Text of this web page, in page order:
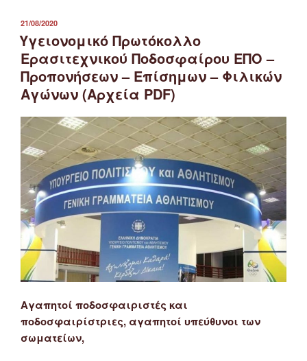
Φλώρινας
2020-
2021”
ΔΗΜΟΣΙΕΎΤΗΚΕ
ΣΤΙΣ
21/08/2020
Υγειονομικό Πρωτόκολλο
Ερασιτεχνικού Ποδοσφαίρου ΕΠΟ –
Προπονήσεων – Επίσημων – Φιλικών
Αγώνων (Αρχεία PDF)
Αγαπητοί ποδοσφαιριστές και
ποδοσφαιρίστριες, αγαπητοί υπεύθυνοι των
σωματείων,